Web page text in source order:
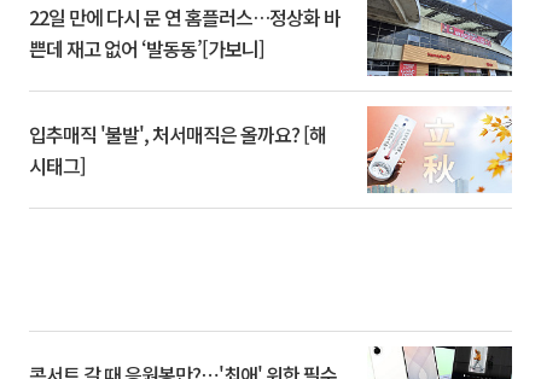
22일 만에 다시 문 연 홈플러스…정상화 바
쁜데 재고 없어 ‘발동동’[가보니]
입추매직 '불발', 처서매직은 올까요? [해
시태그]